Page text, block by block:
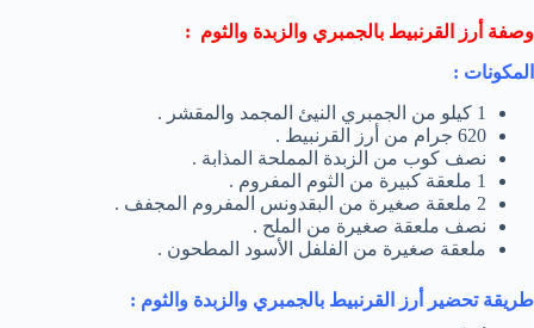
وصفة أرز القرنبيط بالجمبري والزبدة والثوم :
المكونات :
1 كيلو من الجمبري النيئ المجمد والمقشر .
620 جرام من أرز القرنبيط .
نصف كوب من الزبدة المملحة المذابة .
1 ملعقة كبيرة من الثوم المفروم .
2 ملعقة صغيرة من البقدونس المفروم المجفف .
نصف ملعقة صغيرة من الملح .
ملعقة صغيرة من الفلفل الأسود المطحون .
طريقة تحضير أرز القرنبيط بالجمبري والزبدة والثوم :